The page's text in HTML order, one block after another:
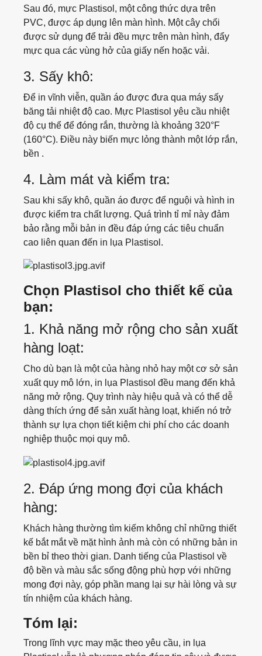
Jumpsuit
Romper
Girl Dress
Jacket
Shirt
Pants
Pijama
Jogging Trouser
Uniform
Jacket
Hoodie
T-shirt
Underwear
Panties
Boxer
Night Slip Dress
Accesories
Buckets
Sau đó, mực Plastisol, một công thức dựa trên
PVC, được áp dụng lên màn hình. Một cây chổi
được sử dụng để trải đều mực trên màn hình, đẩy
mực qua các vùng hở của giấy nến hoặc vải.
3. Sấy khô:
Để in vĩnh viễn, quần áo được đưa qua máy sấy
băng tải nhiệt độ cao. Mực Plastisol yêu cầu nhiệt
độ cụ thể để đóng rắn, thường là khoảng 320°F
(160°C). Điều này biến mực lỏng thành một lớp rắn,
bền .
4. Làm mát và kiểm tra:
Sau khi sấy khô, quần áo được để nguội và hình in
được kiểm tra chất lượng. Quá trình tỉ mỉ này đảm
bảo rằng mỗi bản in đều đáp ứng các tiêu chuẩn
cao liên quan đến in lụa Plastisol.
Chọn Plastisol cho thiết kế của
bạn:
1. Khả năng mở rộng cho sản xuất
hàng loạt:
Cho dù bạn là một của hàng nhỏ hay một cơ sở sản
xuất quy mô lớn, in lụa Plastisol đều mang đến khả
năng mở rộng. Quy trình này hiệu quả và có thể dễ
dàng thích ứng để sản xuất hàng loạt, khiến nó trở
thành sự lựa chọn tiết kiệm chi phí cho các doanh
nghiệp thuộc mọi quy mô.
2. Đáp ứng mong đợi của khách
hàng:
Khách hàng thường tìm kiếm không chỉ những thiết
kế bắt mắt về mặt hình ảnh mà còn có những bản in
bền bỉ theo thời gian. Danh tiếng của Plastisol về
độ bền và màu sắc sống động phù hợp với những
mong đợi này, góp phần mang lại sự hài lòng và sự
tín nhiệm của khách hàng.
Tóm lại:
Trong lĩnh vực may mặc theo yêu cầu, in lụa